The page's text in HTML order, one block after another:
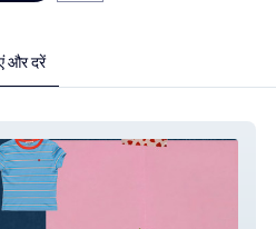
और दरें